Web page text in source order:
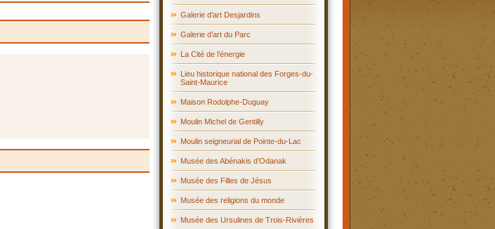
Galerie d’art Desjardins
Galerie d’art du Parc
La Cité de l’énergie
Lieu historique national des Forges-du-
Saint-Maurice
Maison Rodolphe-Duguay
Moulin Michel de Gentilly
Moulin seigneurial de Pointe-du-Lac
Musée des Abénakis d’Odanak
Musée des Filles de Jésus
Musée des religions du monde
Musée des Ursulines de Trois-Rivières